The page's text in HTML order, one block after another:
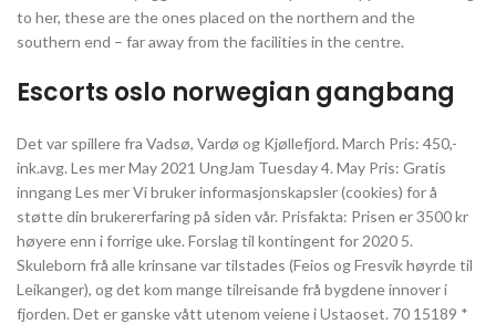
to her, these are the ones placed on the northern and the
southern end – far away from the facilities in the centre.
Escorts oslo norwegian gangbang
Det var spillere fra Vadsø, Vardø og Kjøllefjord. March Pris: 450,-
ink.avg. Les mer May 2021 UngJam Tuesday 4. May Pris: Gratis
inngang Les mer Vi bruker informasjonskapsler (cookies) for å
støtte din brukererfaring på siden vår. Prisfakta: Prisen er 3500 kr
høyere enn i forrige uke. Forslag til kontingent for 2020 5.
Skuleborn frå alle krinsane var tilstades (Feios og Fresvik høyrde til
Leikanger), og det kom mange tilreisande frå bygdene innover i
fjorden. Det er ganske vått utenom veiene i Ustaoset. 70 15189 *